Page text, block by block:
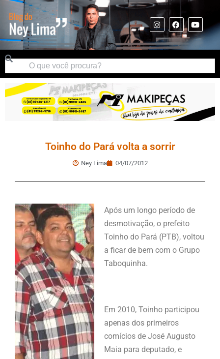
Toinho do Pará volta a sorrir
Ney Lima 04/07/2012
Após um longo período de
desmotivação, o prefeito
Toinho do Pará (PTB), voltou
a ficar de bem com o Grupo
Taboquinha.
Em 2010, Toinho participou
apenas dos primeiros
comícios de José Augusto
Maia para deputado, e